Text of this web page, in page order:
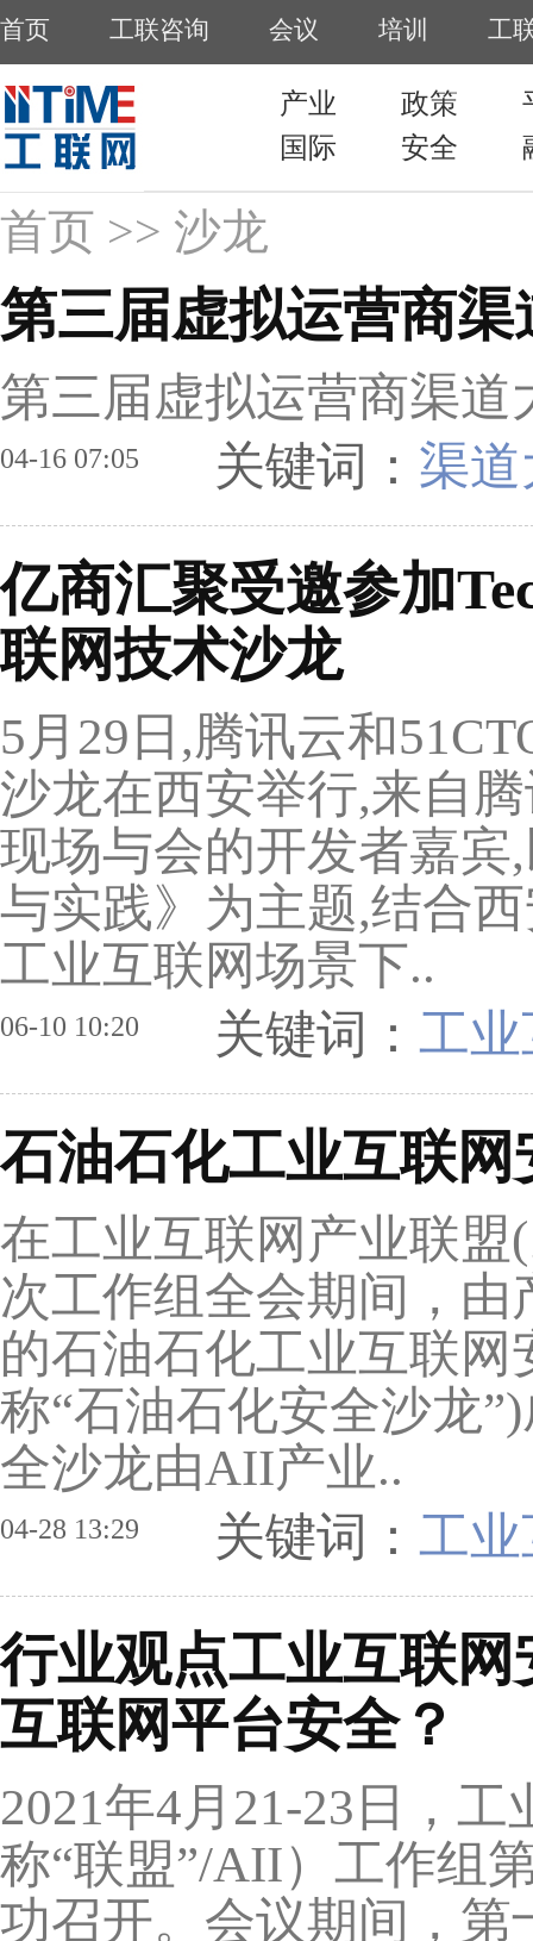
首页 工联咨询 会议 培训 工
产业 政策
国际
安全
首页 >> 沙龙
第三届虚拟运营商
第三届虚拟运营商渠
04-16 07:05 关键词： 渠
亿商汇聚受邀参加
联网技术沙龙
5月29日,腾讯云和
沙龙在西安举行,来自
现场与会的开发者嘉
与实践》为主题,结合
工业互联网场景下..
06-10 10:20 关键词： 工
石油石化工业互联
在工业互联网产业联盟
次工作组全会期间，
的石油石化工业互联
称“石油石化安全沙龙
全沙龙由AII产业..
04-28 13:29 关键词： 工
行业观点工业互联
互联网平台安全？
2021年4月21-23日，
称“联盟”/AII）工作组
功召开。会议期间，